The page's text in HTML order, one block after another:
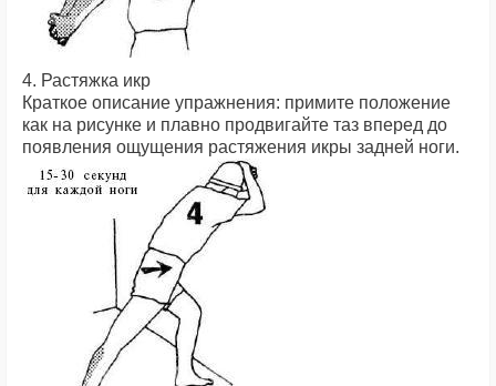
4. Растяжка икр
Краткое описание упражнения: примите положение
как на рисунке и плавно продвигайте таз вперед до
появления ощущения растяжения икры задней ноги.